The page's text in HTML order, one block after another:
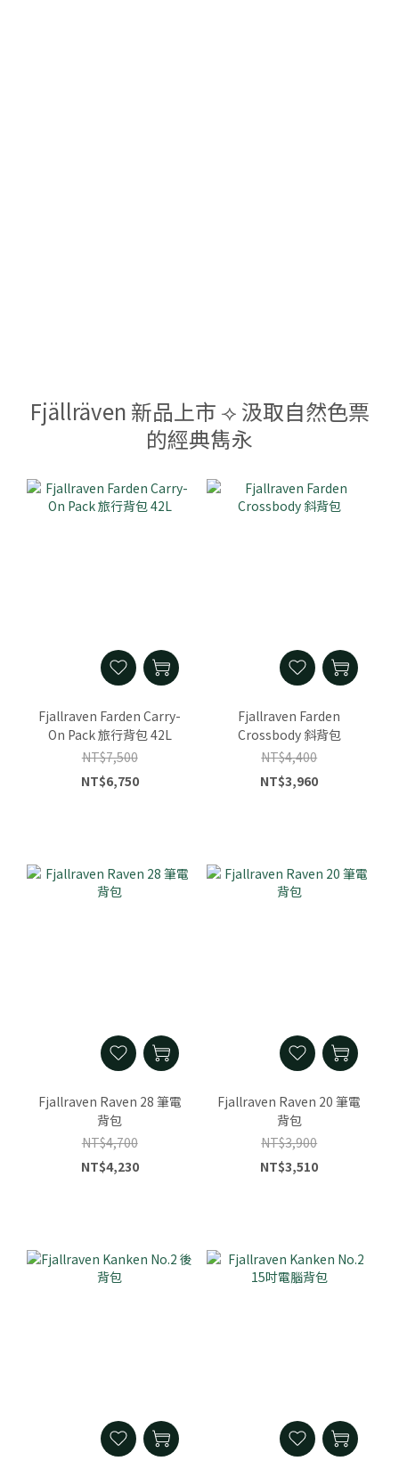
Fjällräven 新品上市 ⟢ 汲取自然色票
的經典雋永
Fjallraven Farden Carry-
On Pack 旅行背包 42L
NT$7,500
NT$6,750
Fjallraven Farden
Crossbody 斜背包
NT$4,400
NT$3,960
Fjallraven Raven 28 筆電
背包
NT$4,700
NT$4,230
Fjallraven Raven 20 筆電
背包
NT$3,900
NT$3,510